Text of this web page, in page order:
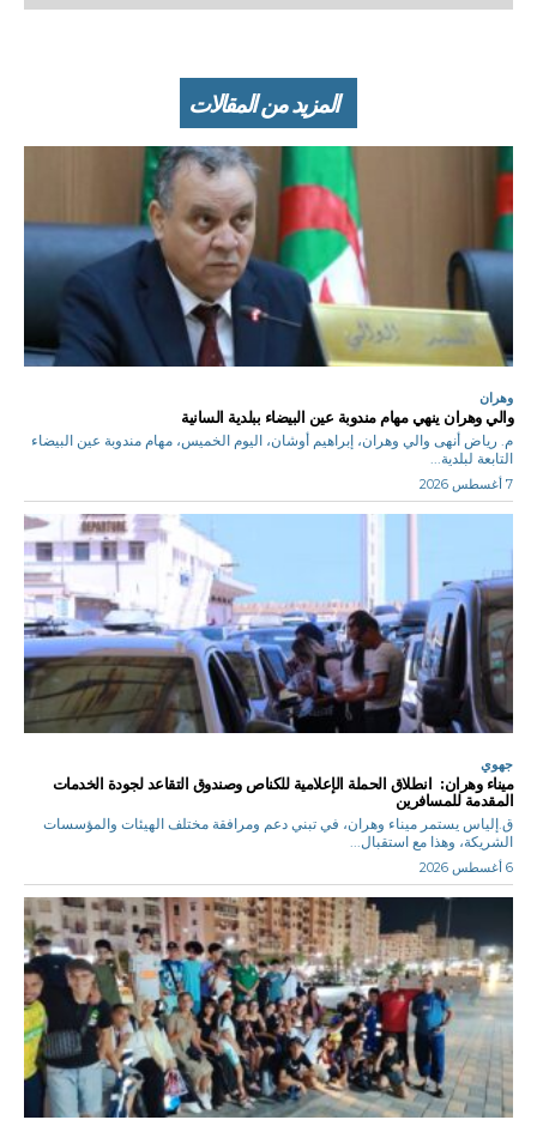
المزيد من المقالات
وهران
والي وهران ينهي مهام مندوبة عين البيضاء ببلدية السانية
م. رياض أنهى والي وهران، إبراهيم أوشان، اليوم الخميس، مهام مندوبة عين البيضاء
التابعة لبلدية...
7 أغسطس 2026
جهوي
ميناء وهران: انطلاق الحملة الإعلامية للكناص وصندوق التقاعد لجودة الخدمات
المقدمة للمسافرين
ق.إلياس يستمر ميناء وهران، في تبني دعم ومرافقة مختلف الهيئات والمؤسسات
الشريكة، وهذا مع استقبال...
6 أغسطس 2026